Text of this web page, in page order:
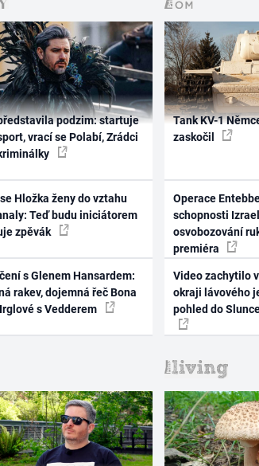
podzim: startuje
vrací se Polabí, Zrádci
Hložka ženy do vztahu
Teď budu iniciátorem
zpěvák
s Glenem Hansardem:
rakev, dojemná řeč Bona
s Vedderem
Tank KV-1
zaskočil
Operace
schopnosti
osvobozování
premiéra
Video zachytilo
okraji lávového
pohled do